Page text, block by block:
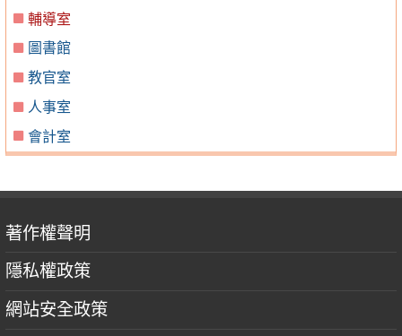
輔導室
圖書館
教官室
人事室
會計室
著作權聲明
隱私權政策
網站安全政策